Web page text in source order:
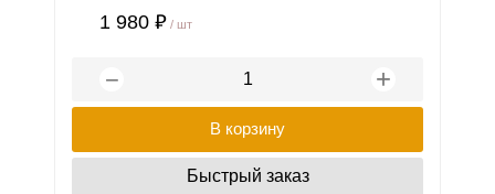
1 980 ₽ / шт
− +
В корзину
Быстрый заказ